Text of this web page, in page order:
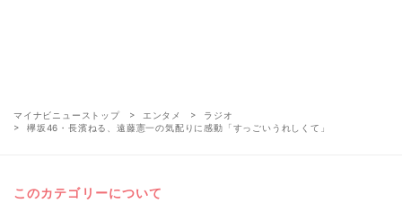
マイナビニューストップ エンタメ
ラジオ
欅坂46・長濱ねる、遠藤憲一の気配りに感動「すっごいうれしくて」
このカテゴリーについて